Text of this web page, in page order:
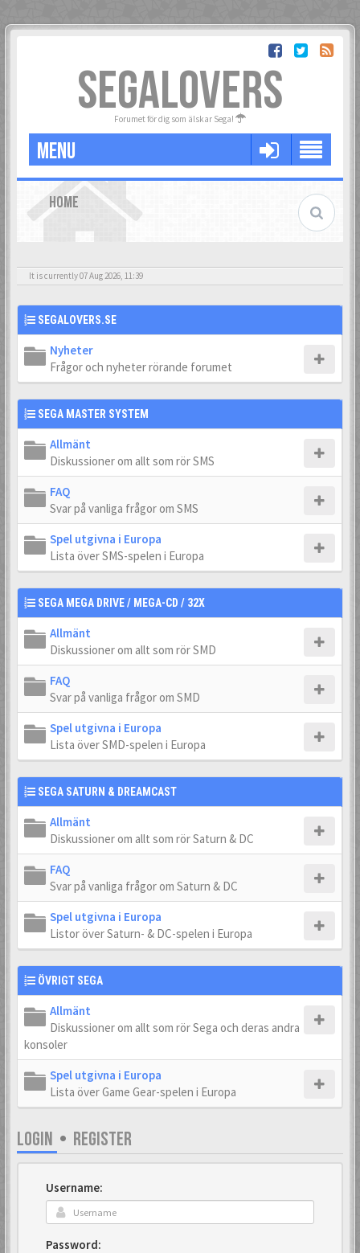
SEGALOVERS
Forumet för dig som älskar Sega!
MENU
HOME
It is currently 07 Aug 2026, 11:39
SEGALOVERS.SE
Nyheter
Frågor och nyheter rörande forumet
SEGA MASTER SYSTEM
Allmänt
Diskussioner om allt som rör SMS
FAQ
Svar på vanliga frågor om SMS
Spel utgivna i Europa
Lista över SMS-spelen i Europa
SEGA MEGA DRIVE / MEGA-CD / 32X
Allmänt
Diskussioner om allt som rör SMD
FAQ
Svar på vanliga frågor om SMD
Spel utgivna i Europa
Lista över SMD-spelen i Europa
SEGA SATURN & DREAMCAST
Allmänt
Diskussioner om allt som rör Saturn & DC
FAQ
Svar på vanliga frågor om Saturn & DC
Spel utgivna i Europa
Listor över Saturn- & DC-spelen i Europa
ÖVRIGT SEGA
Allmänt
Diskussioner om allt som rör Sega och deras andra
konsoler
Spel utgivna i Europa
Lista över Game Gear-spelen i Europa
LOGIN • REGISTER
Username:
Password: